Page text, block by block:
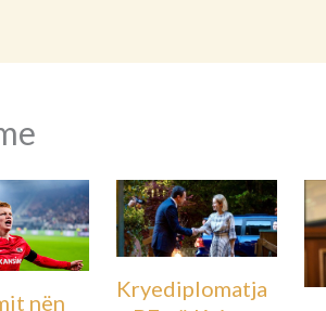
nën
Kryediplomatja